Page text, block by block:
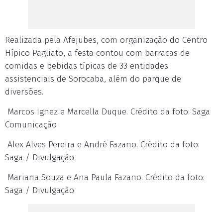
Realizada pela Afejubes, com organização do Centro
Hípico Pagliato, a festa contou com barracas de
comidas e bebidas típicas de 33 entidades
assistenciais de Sorocaba, além do parque de
diversões.
Marcos Ignez e Marcella Duque. Crédito da foto: Saga
Comunicação
Alex Alves Pereira e André Fazano. Crédito da foto:
Saga / Divulgação
Mariana Souza e Ana Paula Fazano. Crédito da foto:
Saga / Divulgação